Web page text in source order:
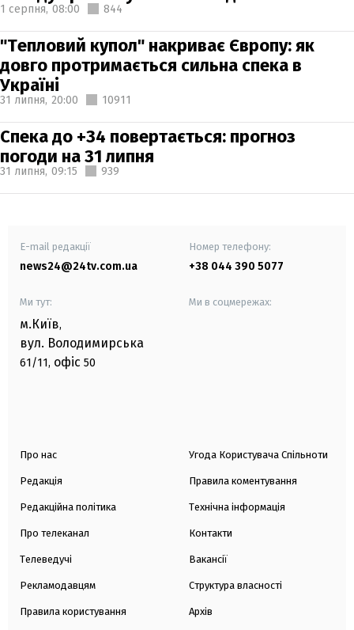
1 серпня, 08:00 844
"Тепловий купол" накриває Європу: як
довго протримається сильна спека в
Україні
31 липня, 20:00 10911
Спека до +34 повертається: прогноз
погоди на 31 липня
31 липня, 09:15 939
E-mail редакції
news24@24tv.com.ua
Номер телефону:
+38 044 390 5077
Ми тут:
м.Київ,
вул. Володимирська
61/11, офіс 50
Ми в соцмережах:
Про нас
Редакція
Редакційна політика
Про телеканал
Телеведучі
Рекламодавцям
Правила користування
Угода Користувача Спільноти
Правила коментування
Технічна інформація
Контакти
Вакансії
Структура власності
Архів